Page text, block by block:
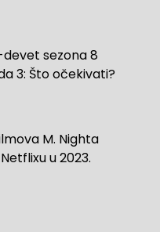
sezona 8
3: Što očekivati?
M. Nighta
u 2023.